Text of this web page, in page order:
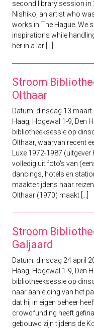
second library session in
Nishiko, an artist who
works in The Hague. We
inspirations while
her in a lar [...]
Stroom
Olthaar
Datum: dinsdag 13
Haag, Hogewal 1-9, Den
bibliotheeksessie op
Olthaar, waarvan recent
Luxe 1972-1987
volledig uit foto's van
dancings, hotels en
maakte tijdens haar
Olthaar (1970) maakt [...]
Stroom
Galjaard
Datum: dinsdag 24 april
Haag, Hogewal 1-9, Den
bibliotheeksessie op
naar aanleiding van het
dat hij in eigen beheer
crowdfunding heeft
gebouwd zijn tijdens de